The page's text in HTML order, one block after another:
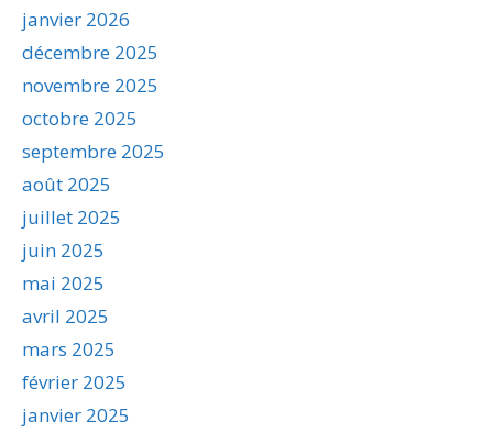
janvier 2026
décembre 2025
novembre 2025
octobre 2025
septembre 2025
août 2025
juillet 2025
juin 2025
mai 2025
avril 2025
mars 2025
février 2025
janvier 2025